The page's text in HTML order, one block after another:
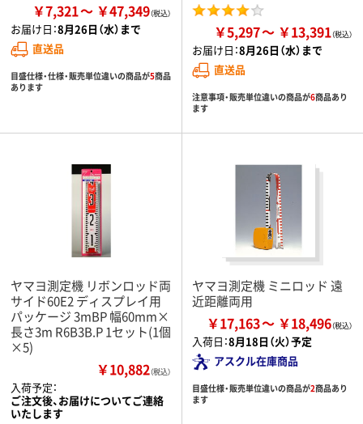
￥7,321 ￥47,349
お届け日：8月26日（水）まで
直送品
目盛仕様・仕様・販売単位違いの商品が5商品
あります
￥5,297 ￥13,391
お届け日：8月26日（水）まで
直送品
注意事項・販売単位違いの商品が6商品あり
ます
ヤマヨ測定機 リボンロッド両
サイド60E2 ディスプレイ用
パッケージ 3mBP 幅60mm×
長さ3m R6B3B.P 1セット(1個
×5)
￥10,882（税込）
入荷予定：
ご注文後、お届けについてご連絡
いたします
ヤマヨ測定機 ミニロッド 遠
近距離両用
￥17,163 ￥18,496
入荷日：8月18日（火）予定
アスクル在庫商品
目盛仕様・販売単位違いの商品が2商品あり
ます